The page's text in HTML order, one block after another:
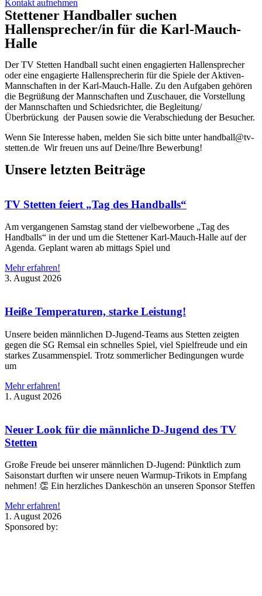
Kontakt aufnehmen
Stettener Handballer suchen
Hallensprecher/in für die Karl-Mauch-
Halle
Der TV Stetten Handball sucht einen engagierten Hallensprecher
oder eine engagierte Hallensprecherin für die Spiele der Aktiven-
Mannschaften in der Karl-Mauch-Halle. Zu den Aufgaben gehören
die Begrüßung der Mannschaften und Zuschauer, die Vorstellung
der Mannschaften und Schiedsrichter, die Begleitung/
Überbrückung der Pausen sowie die Verabschiedung der Besucher.
Wenn Sie Interesse haben, melden Sie sich bitte unter handball@tv-
stetten.de Wir freuen uns auf Deine/Ihre Bewerbung!
Unsere letzten Beiträge
TV Stetten feiert „Tag des Handballs“
Am vergangenen Samstag stand der vielbeworbene „Tag des
Handballs“ in der und um die Stettener Karl-Mauch-Halle auf der
Agenda. Geplant waren ab mittags Spiel und
Mehr erfahren!
3. August 2026
Heiße Temperaturen, starke Leistung!
Unsere beiden männlichen D-Jugend-Teams aus Stetten zeigten
gegen die SG Remsal ein schnelles Spiel, viel Spielfreude und ein
starkes Zusammenspiel. Trotz sommerlicher Bedingungen wurde
um
Mehr erfahren!
1. August 2026
Neuer Look für die männliche D-Jugend des TV
Stetten
Große Freude bei unserer männlichen D-Jugend: Pünktlich zum
Saisonstart durften wir unsere neuen Warmup-Trikots in Empfang
nehmen! 👏 Ein herzliches Dankeschön an unseren Sponsor Steffen
Mehr erfahren!
1. August 2026
Sponsored by: